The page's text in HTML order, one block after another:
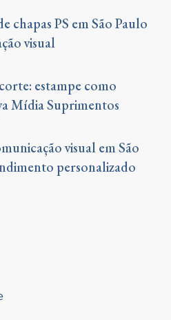
chapas PS em São Paulo
visual
estampe como
Mídia Suprimentos
visual em São
personalizado